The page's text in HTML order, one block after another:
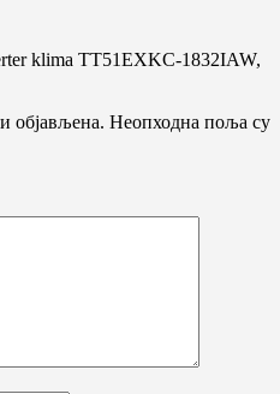
klima TT51EXKC-1832IAW,
објављена. Неопходна поља су